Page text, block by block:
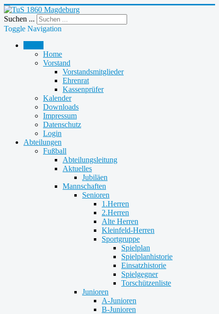
Suchen ...
Toggle Navigation
Home
Vorstand
Vorstandsmitglieder
Ehrenrat
Kassenprüfer
Kalender
Downloads
Impressum
Datenschutz
Login
Abteilungen
Fußball
Abteilungsleitung
Aktuelles
Jubiläen
Mannschaften
Senioren
1.Herren
2.Herren
Alte Herren
Kleinfeld-Herren
Sportgruppe
Spielplan
Spielplanhistorie
Einsatzhistorie
Spielgegner
Torschützenliste
Junioren
A-Junioren
B-Junioren